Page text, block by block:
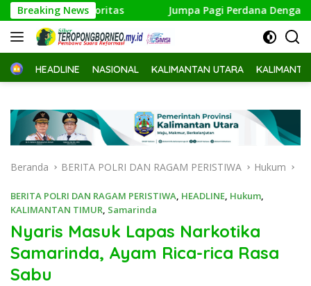
Langsung
ke
konten
Breaking News
Prioritas Jumpa Pagi Perdana Dengan Sekda
HomeHEADLINE NASIONAL KALIMANTAN UTARA
Beranda BERITA POLRI DAN RAGAM PERISTIWA Hukum
BERITA POLRI DAN RAGAM PERISTIWA, HEADLINE, Hukum,
KALIMANTAN TIMUR, Samarinda
Nyaris Masuk Lapas Narkotika
Samarinda, Ayam Rica-rica Rasa
Sabu